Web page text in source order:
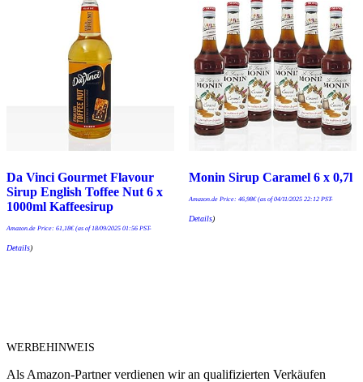
Da Vinci Gourmet Flavour
Sirup English Toffee Nut 6 x
1000ml Kaffeesirup
Amazon.de Price: 61,18€(as of 18/09/2025 01:56 PST-
Details)
Monin Sirup Caramel 6 x 0,7l
Amazon.de Price: 46,98€(as of 04/11/2025 22:12 PST-
Details)
WERBEHINWEIS
Als Amazon-Partner verdienen wir an qualifizierten Verkäufen